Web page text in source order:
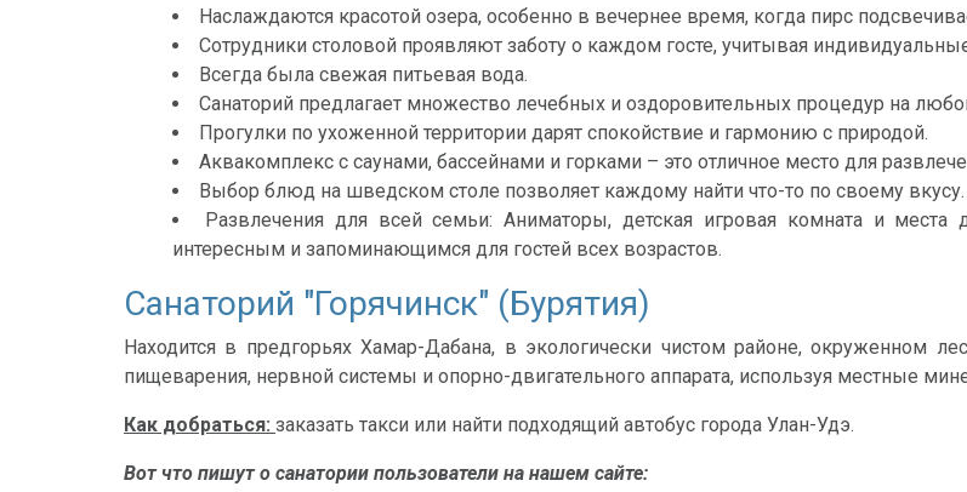
Наслаждаются красотой озера, особенно в вечернее время, когда пирс
Сотрудники столовой проявляют заботу о каждом госте, учитывая
Всегда была свежая питьевая вода.
Санаторий предлагает множество лечебных и оздоровительных процедур на
Прогулки по ухоженной территории дарят спокойствие и гармонию с природой.
Аквакомплекс с саунами, бассейнами и горками – это отличное место для
Выбор блюд на шведском столе позволяет каждому найти что-то по своему вкусу.
Развлечения для всей семьи: Аниматоры, детская игровая комната и
интересным и запоминающимся для гостей всех возрастов.
Санаторий "Горячинск" (Бурятия)
Находится в предгорьях Хамар-Дабана, в экологически чистом районе, окруженном
пищеварения, нервной системы и опорно-двигательного аппарата, используя местные
Как добраться: заказать такси или найти подходящий автобус города Улан-Удэ.
Вот что пишут о санатории пользователи на нашем сайте: